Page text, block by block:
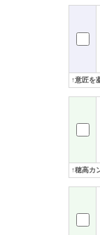
↑意匠を
↑穂高カ